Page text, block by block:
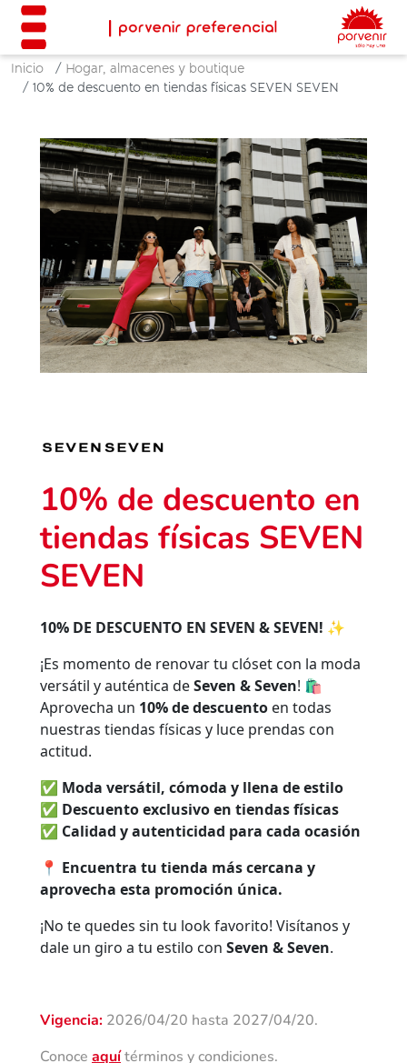
Inicio
Hogar, almacenes y boutique
10% de descuento en tiendas físicas SEVEN SEVEN
10% de descuento en
tiendas físicas SEVEN
SEVEN
10% DE DESCUENTO EN SEVEN & SEVEN! ✨
¡Es momento de renovar tu clóset con la moda
versátil y auténtica deSeven & Seven! 🛍️
Aprovecha un 10% de descuento en todas
nuestras tiendas físicas y luce prendas con
actitud.
✅ Moda versátil, cómoda y llena de estilo
✅ Descuento exclusivo en tiendas físicas
✅ Calidad y autenticidad para cada ocasión
📍 Encuentra tu tienda más cercana y
aprovecha esta promoción única.
¡No te quedes sin tu look favorito! Visítanos y
dale un giro a tu estilo con Seven & Seven.
Vigencia: 2026/04/20 hasta 2027/04/20.
Conoce aquítérminos y condiciones.